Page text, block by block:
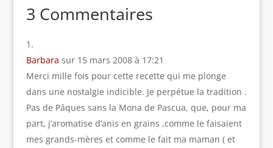
3 Commentaires
Barbara sur 15 mars 2008 à 17:21
Merci mille fois pour cette recette qui me plonge
dans une nostalgie indicible. Je perpétue la tradition .
Pas de Pâques sans la Mona de Pascua, que, pour ma
part, j’aromatise d’anis en grains ,comme le faisaient
mes grands-mères et comme le fait ma maman ( et